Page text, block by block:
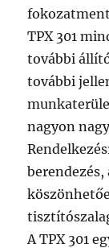
TPX 301
további
további
nagyon
A TPX 301